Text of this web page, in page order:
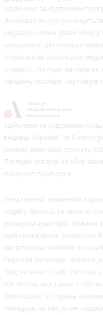
Здійснено за підтримки
Демократія», що
видавців новин (WAN-IFRA) у
«Незалежні регіональні
Норвезькою асоціацією
Норвегії. Погляди авторів
офіційну позицію партнерів
Здійснено за підтримки
видавці України” та
рамках реалізації проєкту
Погляди авторів не
позицією партнерів
Незалежний новинний
подій у Вінниці та області.
розміром аудиторії. Новини
мультимедійною редакцією
висвітлюємо важливі та
Редакція запрошує читачів
"Від читачів". Сайт
RIA Media, яка також є
20minut.ua. Усі права
передрук чи наступне